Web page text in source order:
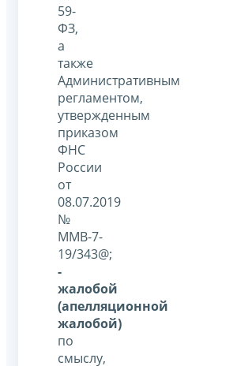
59-
ФЗ,
а
также
Административным
регламентом,
утвержденным
приказом
ФНС
России
от
08.07.2019
№
ММВ-7-
19/343@;
-
жалобой
(апелляционной
жалобой)
по
смыслу,